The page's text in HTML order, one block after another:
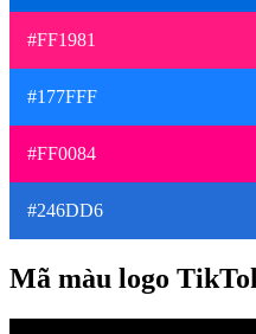
#FF1981
#177FFF
#FF0084
#246DD6
Mã màu logo